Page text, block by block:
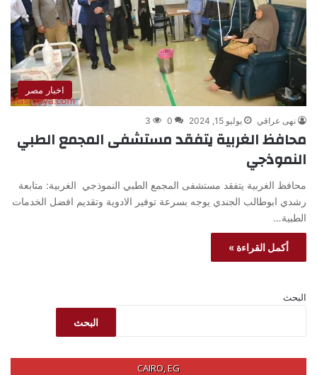
اخبار مصر
نهى عراقي يوليو 15, 2024 0
3
محافظ الغربية يتفقد مستشفى المجمع الطبي
النموذجي
محافظ الغربية يتفقد مستشفى المجمع الطبي النموذجي الغربية: متابعة
رشدي ابوطالب الجندي يوجه بسرعة توفير الادوية وتقديم افضل الخدمات
الطبية…
أكمل القراءة »
البحث
البحث
CAIRO, EG